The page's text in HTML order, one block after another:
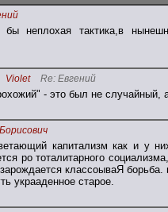
неплохая тактика,в
Violet Re: Евгений
- это был не случайный,
капитализм как и у
ро тоталитарного
зарождается классоываЯ
украаденное старое.